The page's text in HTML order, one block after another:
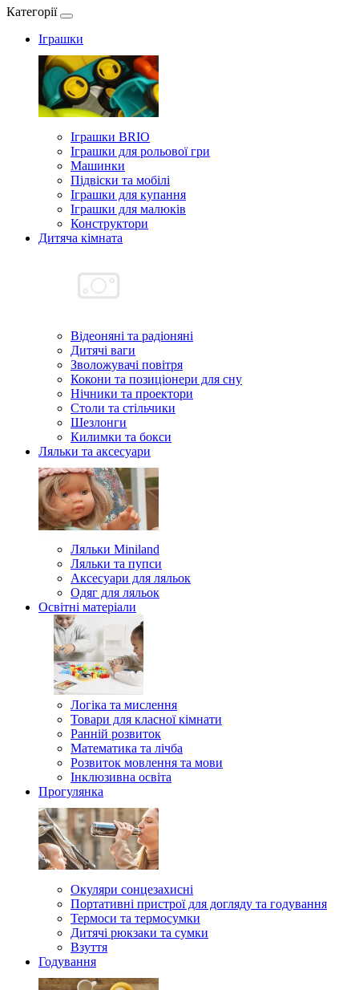
Категорії
Іграшки
Іграшки BRIO
Іграшки для рольової гри
Машинки
Підвіски та мобілі
Іграшки для купання
Іграшки для малюків
Конструктори
Дитяча кімната
Відеоняні та радіоняні
Дитячі ваги
Зволожувачі повітря
Кокони та позиціонери для сну
Нічники та проектори
Столи та стільчики
Шезлонги
Килимки та бокси
Ляльки та аксесуари
Ляльки Miniland
Ляльки та пупси
Аксесуари для ляльок
Одяг для ляльок
Освітні матеріали
Логіка та мислення
Товари для класної кімнати
Ранній розвиток
Математика та лічба
Розвиток мовлення та мови
Інклюзивна освіта
Прогулянка
Окуляри сонцезахисні
Портативні пристрої для догляду та годування
Термоси та термосумки
Дитячі рюкзаки та сумки
Взуття
Годування